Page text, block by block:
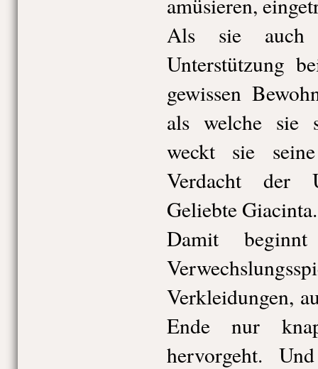
Als sie auch
Unterstützung
gewissen
als welche sie
weckt sie
Verdacht der
Geliebte Giacinta.
Damit
Verkleidungen,
Ende nur
hervorgeht.